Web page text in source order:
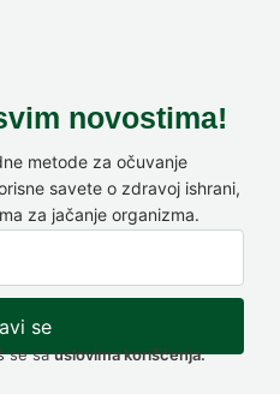
novostima!
metode za očuvanje
savete o zdravoj ishrani,
za jačanje organizma.
se
se sauslovima korišćenja.